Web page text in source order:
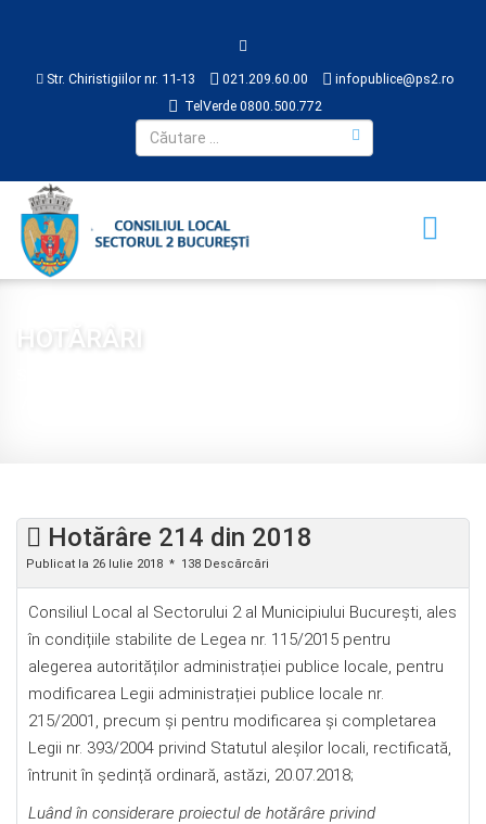
Str. Chiristigiilor nr. 11-13 021.209.60.00
infopublice@ps2.ro
TelVerde 0800.500.772
HOTĂRÂRI
Hotărâre 214 din 2018
Publicat la 26 Iulie 2018 138 Descărcări
Consiliul Local al Sectorului 2 al Municipiului București, ales
în condițiile stabilite de Legea nr. 115/2015 pentru
alegerea autorităților administrației publice locale, pentru
modificarea Legii administrației publice locale nr.
215/2001, precum şi pentru modificarea şi completarea
Legii nr. 393/2004 privind Statutul aleșilor locali, rectificată,
întrunit în ședință ordinară, astăzi, 20.07.2018;
Luând în considerare proiectul de hotărâre privind